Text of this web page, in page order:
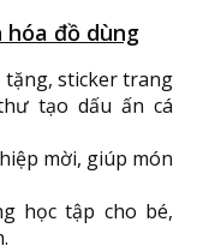
hóa đồ dùng
tặng, sticker trang
tạo dấu ấn cá
mời, giúp món
học tập cho bé,